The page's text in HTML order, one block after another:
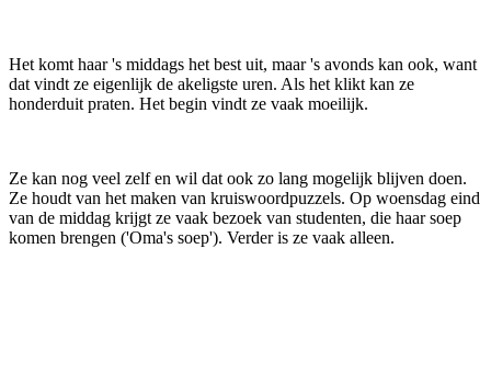
Het komt haar 's middags het best uit, maar 's avonds kan ook, want
dat vindt ze eigenlijk de akeligste uren. Als het klikt kan ze
honderduit praten. Het begin vindt ze vaak moeilijk.
Ze kan nog veel zelf en wil dat ook zo lang mogelijk blijven doen.
Ze houdt van het maken van kruiswoordpuzzels. Op woensdag eind
van de middag krijgt ze vaak bezoek van studenten, die haar soep
komen brengen ('Oma's soep'). Verder is ze vaak alleen.